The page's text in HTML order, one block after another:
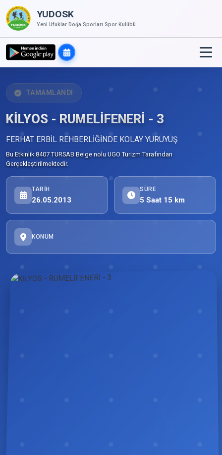
YUDOSK
Yeni Ufuklar Doğa Sporları Spor Kulübü
TAMAMLANDI
KİLYOS - RUMELİFENERİ - 3
FERHAT ERBİL REHBERLİĞİNDE KOLAY YÜRÜYÜŞ
Bu Etkinlik 8407 TURSAB Belge nolu UGO Turizm Tarafından
Gerçekleştirilmektedir.
TARIH
26.05.2013
SÜRE
5 Saat 15 km
KONUM